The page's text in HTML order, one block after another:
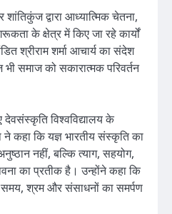
द्वारा आध्यात्मिक चेतना,
के क्षेत्र में किए जा रहे कार्यों
श्रीराम शर्मा आचार्य का संदेश
समाज को सकारात्मक परिवर्तन
विश्वविद्यालय के
ने कहा कि यज्ञ भारतीय संस्कृति का
नहीं, बल्कि त्याग, सहयोग,
का प्रतीक है। उन्होंने कहा कि
श्रम और संसाधनों का समर्पण